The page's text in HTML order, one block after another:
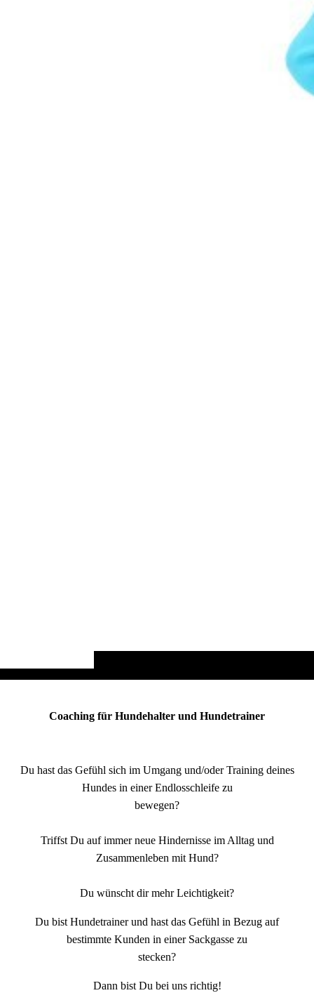
Coaching für Hundehalter und Hundetrainer
Du hast das Gefühl sich im Umgang und/oder Training deines
Hundes in einer Endlosschleife zu
bewegen?
Triffst Du auf immer neue Hindernisse im Alltag und
Zusammenleben mit Hund?
Du wünscht dir mehr Leichtigkeit?
Du bist Hundetrainer und hast das Gefühl in Bezug auf
bestimmte Kunden in einer Sackgasse zu
stecken?
Dann bist Du bei uns richtig!